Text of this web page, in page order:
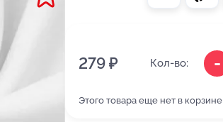
279 ₽ Кол-во: -
Этого товара еще нет в корзине